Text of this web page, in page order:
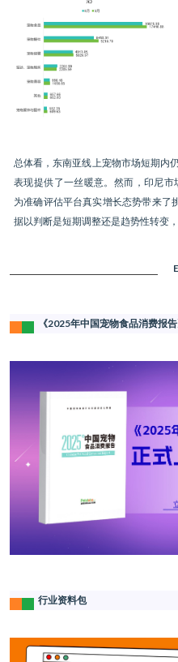
总体看，东南亚线上宠物市场短期内
表现提供了一丝暖意。然而，印尼市
为准确评估平台真实增长态势带来了
据以判断是短期调整还是趋势性转变
《2025年中国宠物食品消费报
行业资料包